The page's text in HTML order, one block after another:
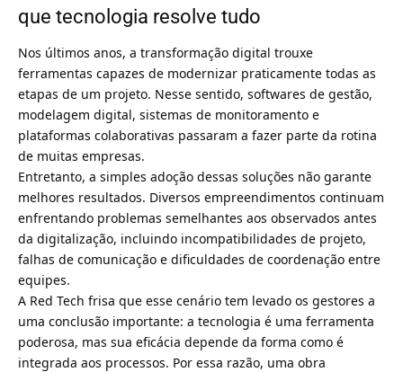
que tecnologia resolve tudo
Nos últimos anos, a transformação digital trouxe
ferramentas capazes de modernizar praticamente todas as
etapas de um projeto. Nesse sentido, softwares de gestão,
modelagem digital, sistemas de monitoramento e
plataformas colaborativas passaram a fazer parte da rotina
de muitas empresas.
Entretanto, a simples adoção dessas soluções não garante
melhores resultados. Diversos empreendimentos continuam
enfrentando problemas semelhantes aos observados antes
da digitalização, incluindo incompatibilidades de projeto,
falhas de comunicação e dificuldades de coordenação entre
equipes.
A Red Tech frisa que esse cenário tem levado os gestores a
uma conclusão importante: a tecnologia é uma ferramenta
poderosa, mas sua eficácia depende da forma como é
integrada aos processos. Por essa razão, uma obra